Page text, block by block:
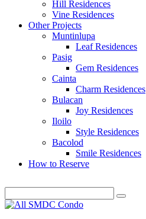
Hill Residences
Vine Residences
Other Projects
Muntinlupa
Leaf Residences
Pasig
Gem Residences
Cainta
Charm Residences
Bulacan
Joy Residences
Iloilo
Style Residences
Bacolod
Smile Residences
How to Reserve